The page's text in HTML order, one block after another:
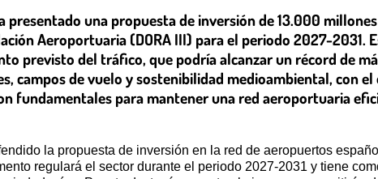
una propuesta de inversión de 13.000
Aeroportuaria (DORA III) para el periodo 2027-2031.
previsto del tráfico, que podría alcanzar un récord de
campos de vuelo y sostenibilidad medioambiental, con
fundamentales para mantener una red aeroportuaria
la propuesta de inversión en la red de aeropuertos
regulará el sector durante el periodo 2027-2031 y tiene